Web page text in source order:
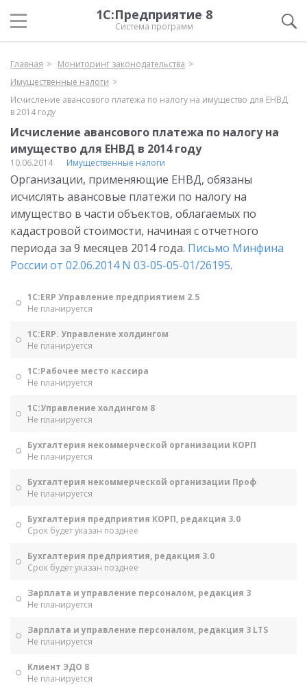
1С:Предприятие 8
Система программ
Главная
Мониторинг законодательства
Имущественные налоги
Исчисление авансового платежа по налогу на имущество для ЕНВД
в 2014 году
Исчисление авансового платежа по налогу на
имущество для ЕНВД в 2014 году
10.06.2014 Имущественные налоги
Организации, применяющие ЕНВД, обязаны
исчислять авансовые платежи по налогу на
имущество в части объектов, облагаемых по
кадастровой стоимости, начиная с отчетного
периода за 9 месяцев 2014 года. Письмо Минфина
России от 02.06.2014 N 03-05-05-01/26195.
1С:ERP Управление предприятием 2.5
Не планируется
1С:ERP. Управление холдингом
Не планируется
1С:Рабочее место кассира
Не планируется
1С:Управление холдингом 8
Не планируется
Бухгалтерия некоммерческой организации КОРП
Не планируется
Бухгалтерия некоммерческой организации Проф
Не планируется
Бухгалтерия предприятия КОРП, редакция 3.0
Срок будет указан позднее
Бухгалтерия предприятия, редакция 3.0
Срок будет указан позднее
Зарплата и управление персоналом, редакция 3
Не планируется
Зарплата и управление персоналом, редакция 3 LTS
Не планируется
Клиент ЭДО 8
Не планируется